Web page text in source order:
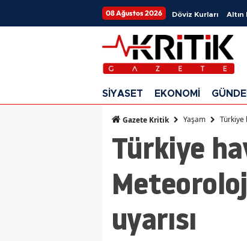
08 Ağustos 2026 Döviz Kurları Altın
SİYASET EKONOMİ
Gazete Kritik Yaşam Türkiye
Türkiye
uyarısı